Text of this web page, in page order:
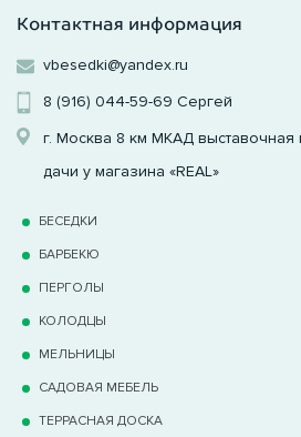
Контактная информация
vbesedki@yandex.ru
8 (916) 044-59-69 Сергей
г. Москва 8 км МКАД выставочная
дачи у магазина «REAL»
БЕСЕДКИ
БАРБЕКЮ
ПЕРГОЛЫ
КОЛОДЦЫ
МЕЛЬНИЦЫ
САДОВАЯ МЕБЕЛЬ
ТЕРРАCНАЯ ДОСКА